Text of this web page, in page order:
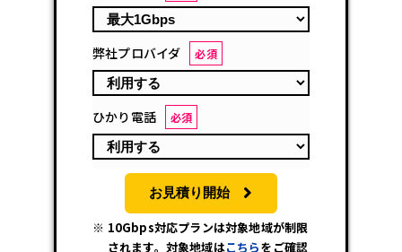
弊社プロバイダ 必須
ひかり電話 必須
お見積り開始
10Gbps対応プランは対象地域が制限
されます。対象地域はこちらをご確認